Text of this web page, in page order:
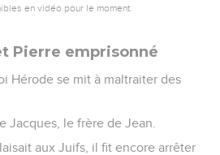
en vidéo pour le moment.
Pierre emprisonné
Hérode se mit à maltraiter des
Jacques, le frère de Jean.
aux Juifs, il fit encore arrêter